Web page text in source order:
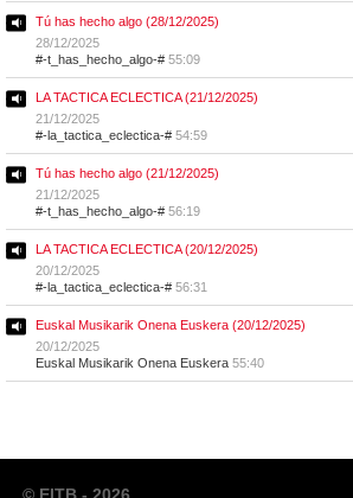
Tú has hecho algo (28/12/2025)
28/12/2025
#-t_has_hecho_algo-# 55:09
LA TACTICA ECLECTICA (21/12/2025)
21/12/2025
#-la_tactica_eclectica-# 54:59
Tú has hecho algo (21/12/2025)
21/12/2025
#-t_has_hecho_algo-# 56:19
LA TACTICA ECLECTICA (20/12/2025)
20/12/2025
#-la_tactica_eclectica-# 56:31
Euskal Musikarik Onena Euskera (20/12/2025)
20/12/2025
Euskal Musikarik Onena Euskera 55:40
© EITB - 2026